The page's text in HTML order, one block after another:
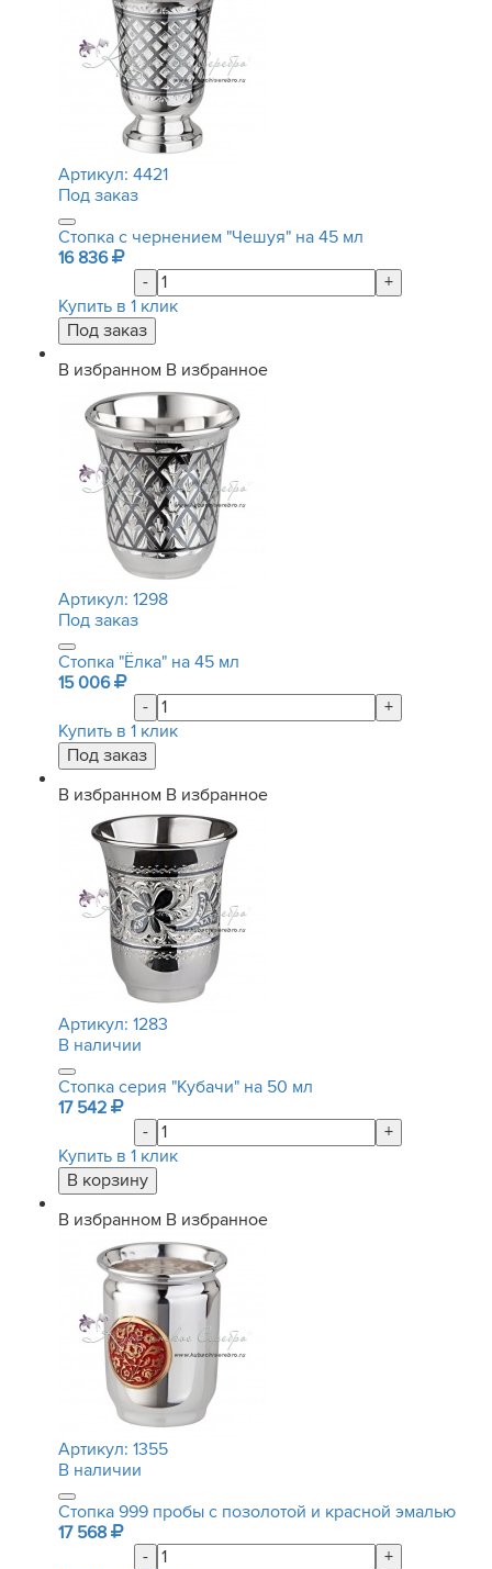
Артикул: 4421
Под заказ
Стопка с чернением "Чешуя" на 45 мл
16 836
-
+
Купить в 1 клик
В избранном В избранное
Артикул: 1298
Под заказ
Стопка "Ёлка" на 45 мл
15 006
-
+
Купить в 1 клик
В избранном В избранное
Артикул: 1283
В наличии
Стопка серия "Кубачи" на 50 мл
17 542
-
+
Купить в 1 клик
В избранном В избранное
Артикул: 1355
В наличии
Стопка 999 пробы с позолотой и красной эмалью
17 568
-
+